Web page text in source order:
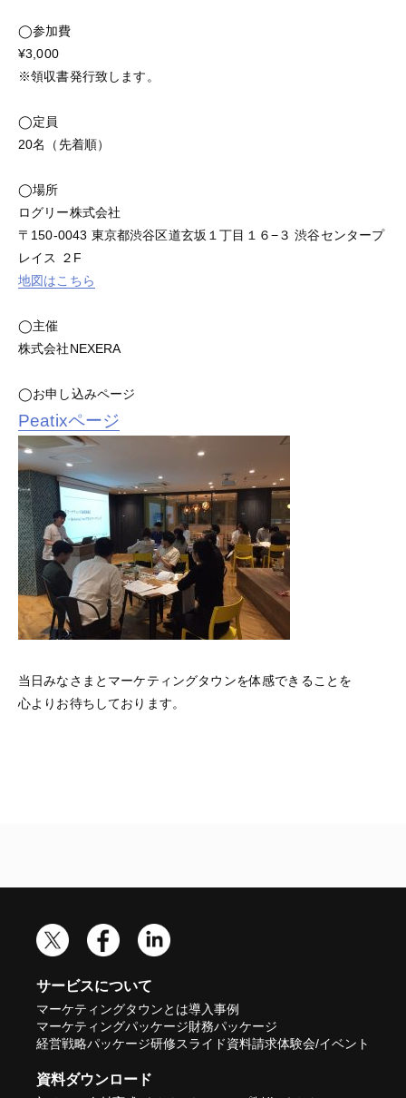
◯参加費
¥3,000
※領収書発行致します。
◯定員
20名（先着順）
◯場所
ログリー株式会社
〒150-0043 東京都渋谷区道玄坂１丁目１６−３ 渋谷センタープ
レイス ２F
地図はこちら
◯主催
株式会社NEXERA
◯お申し込みページ
Peatixページ
当日みなさまとマーケティングタウンを体感できることを
心よりお待ちしております。
サービスについて
マーケティングタウンとは導入事例
マーケティングパッケージ財務パッケージ
経営戦略パッケージ研修スライド資料請求体験会/イベント
資料ダウンロード